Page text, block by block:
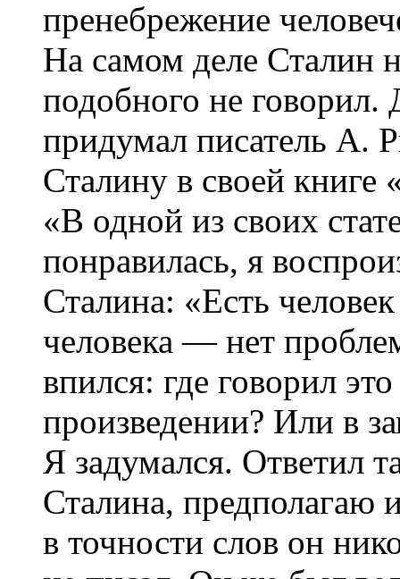
пренебрежение
На самом деле Сталин
подобного не говорил.
придумал писатель А.
Сталину в своей книге
«В одной из своих
понравилась, я
Сталина: «Есть
человека — нет
впился: где говорил
произведении? Или в
Я задумался. Ответил
Сталина, предполагаю
в точности слов он